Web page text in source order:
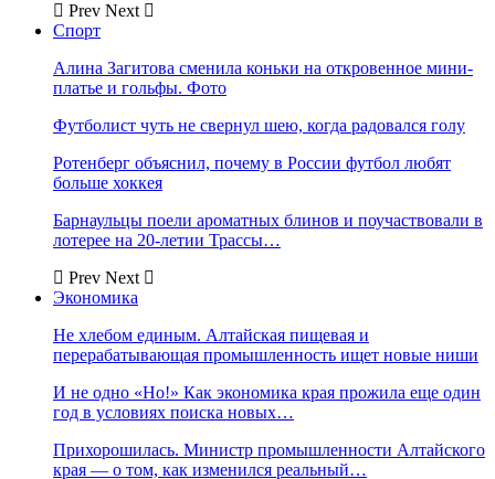
Prev Next
Спорт
Алина Загитова сменила коньки на откровенное мини-
платье и гольфы. Фото
Футболист чуть не свернул шею, когда радовался голу
Ротенберг объяснил, почему в России футбол любят
больше хоккея
Барнаульцы поели ароматных блинов и поучаствовали в
лотерее на 20-летии Трассы…
Prev Next
Экономика
Не хлебом единым. Алтайская пищевая и
перерабатывающая промышленность ищет новые ниши
И не одно «Но!» Как экономика края прожила еще один
год в условиях поиска новых…
Прихорошилась. Министр промышленности Алтайского
края — о том, как изменился реальный…